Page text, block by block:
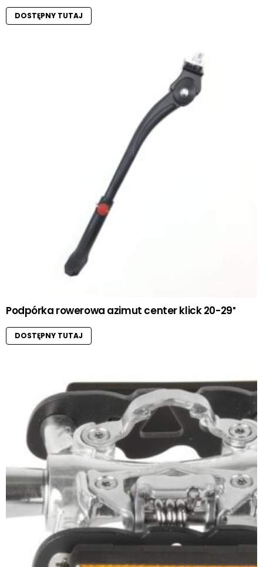
DOSTĘPNY TUTAJ
Podpórka rowerowa azimut center klick 20-29″
DOSTĘPNY TUTAJ